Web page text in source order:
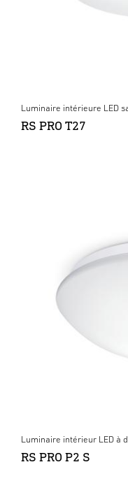
Luminaire intérieure LED
RS PRO T27
Luminaire intérieur LED à
RS PRO P2 S